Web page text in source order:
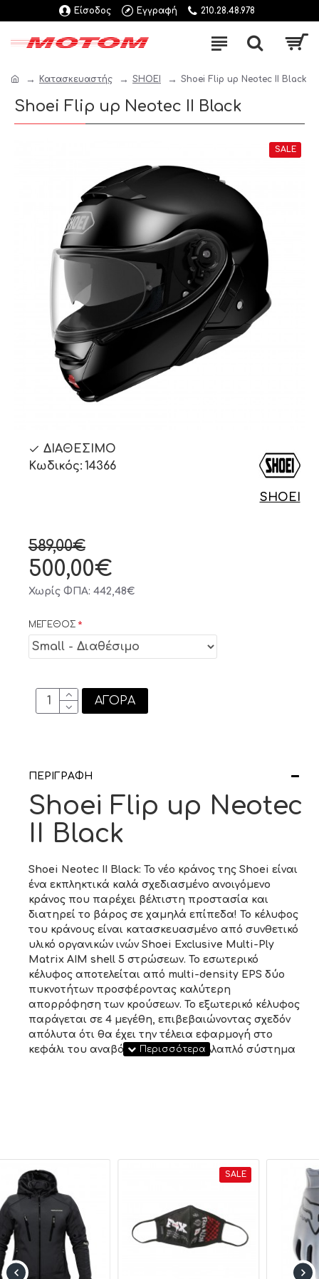
Είσοδος Εγγραφή 210.28.48.978
Κατασκευαστής SHOEI Shoei Flip up Neotec II Black
Shoei Flip up Neotec II Black
SALE
500,00€
589,00€
Χωρίς ΦΠΑ: 442,48€
ΔΙΑΘΈΣΙΜΟ
Κωδικός: 14366
SHOEI
ΜΕΓΕΘΟΣ
ΑΓΟΡΆ
ΠΕΡΙΓΡΑΦΉ
Shoei Flip up Neotec
II Black
Shoei Neotec II Black: Το νέο κράνος της Shoei είναι
ένα εκπληκτικά καλά σχεδιασμένο ανοιγόμενο
κράνος που παρέχει βέλτιστη προστασία και
διατηρεί το βάρος σε χαμηλά επίπεδα! Το κέλυφος
του κράνους είναι κατασκευασμένο από συνθετικό
υλικό οργανικών ινών Shoei Exclusive Multi-Ply
Matrix AIM shell 5 στρώσεων. Το εσωτερικό
κέλυφος αποτελείται από multi-density EPS δύο
πυκνοτήτων προσφέροντας καλύτερη
απορρόφηση των κρούσεων. Το εξωτερικό κέλυφος
παράγεται σε 4 μεγέθη, επιβεβαιώνοντας σχεδόν
απόλυτα ότι θα έχει την τέλεια εφαρμογή στο
κεφάλι του αναβάτη. Διαθέτει πολλαπλό σύστημα
μαζί. Διαθέτει επιπλέον εσωτερικό πτυσσόμενο
φιμέ ζελατινάκι προστασίας 99% από UV. Το κράνος
ασφαλίζει στο κεφάλι του αναβάτη
αποτελεσματικά χάρη στο κούμπωμα με την
ατσάλινη μικρομετρική καστάνια. Εκτός της
αντιθαμβωτικής μεμβράνης pinlock, μαζί με το
κράνος διατίθεται υποσιάγωνο, επιρρήνιο και
κουκούλα μεταφοράς. Το Neotec II είναι έτοιμο να